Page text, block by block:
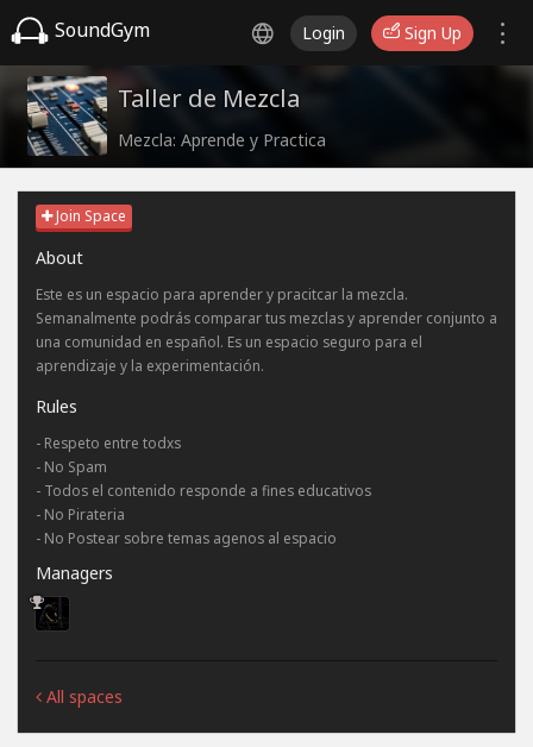
SoundGym Login Sign Up
Taller de Mezcla
Mezcla: Aprende y Practica
Join Space
About
Este es un espacio para aprender y pracitcar la mezcla.
Semanalmente podrás comparar tus mezclas y aprender conjunto a
una comunidad en español. Es un espacio seguro para el
aprendizaje y la experimentación.
Rules
- Respeto entre todxs
- No Spam
- Todos el contenido responde a fines educativos
- No Pirateria
- No Postear sobre temas agenos al espacio
Managers
All spaces